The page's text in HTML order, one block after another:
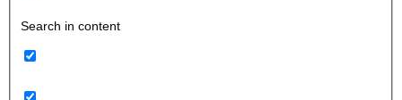
Search in content